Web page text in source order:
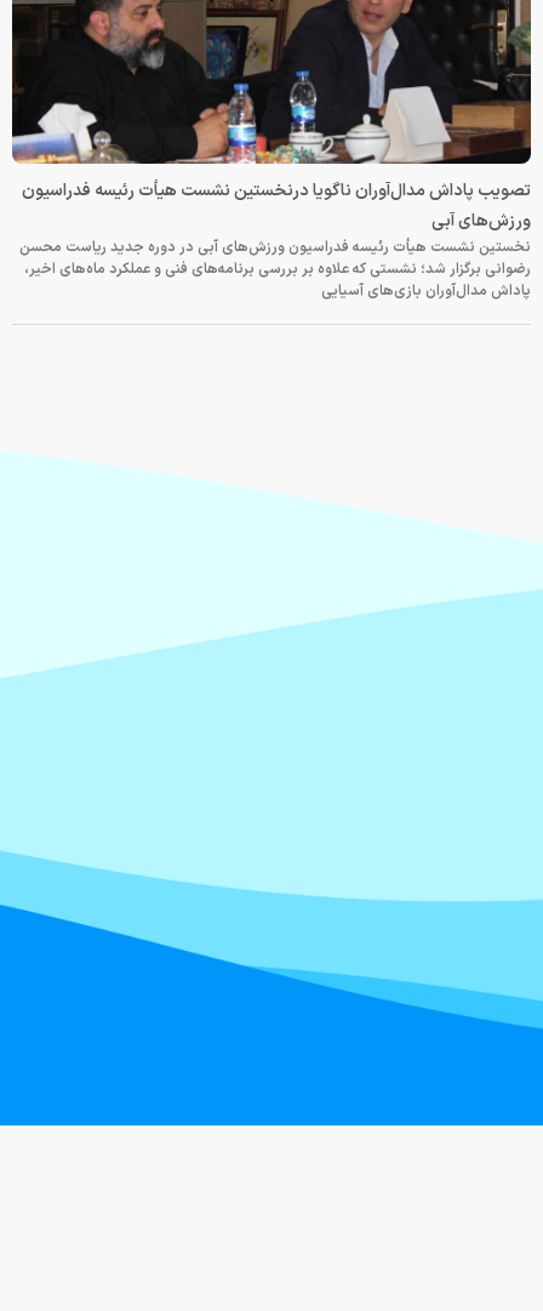
تصویب پاداش مدال‌آوران ناگویا درنخستین نشست هیأت رئیسه فدراسیون
ورزش‌های آبی
نخستین نشست هیأت رئیسه فدراسیون ورزش‌های آبی در دوره جدید ریاست محسن
رضوانی برگزار شد؛ نشستی که علاوه بر بررسی برنامه‌های فنی و عملکرد ماه‌های اخیر،
پاداش مدال‌آوران بازی‌های آسیایی